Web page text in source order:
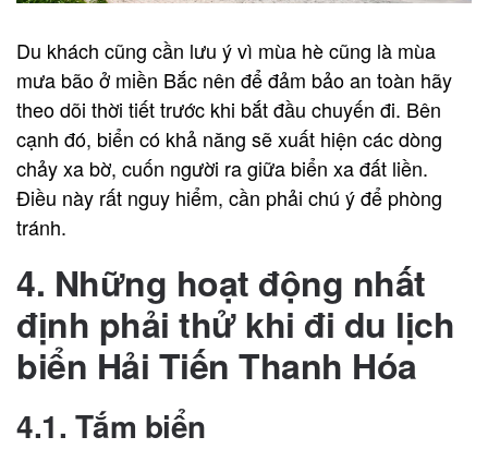
Du khách cũng cần lưu ý vì mùa hè cũng là mùa
mưa bão ở miền Bắc nên để đảm bảo an toàn hãy
theo dõi thời tiết trước khi bắt đầu chuyến đi. Bên
cạnh đó, biển có khả năng sẽ xuất hiện các dòng
chảy xa bờ, cuốn người ra giữa biển xa đất liền.
Điều này rất nguy hiểm, cần phải chú ý để phòng
tránh.
4. Những hoạt động nhất
định phải thử khi đi du lịch
biển Hải Tiến Thanh Hóa
4.1. Tắm biển